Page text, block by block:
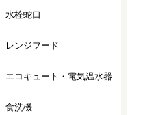
水栓蛇口
レンジフード
エコキュート・電気温水器
食洗機